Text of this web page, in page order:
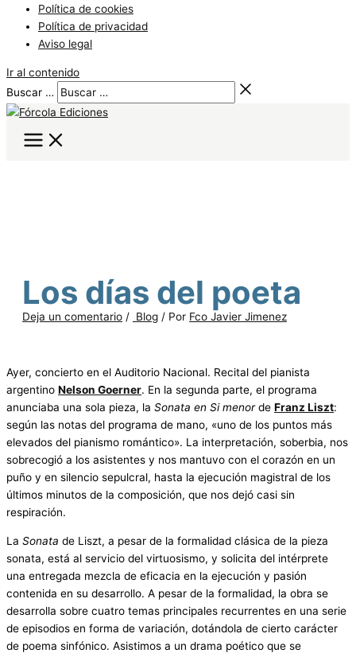
Política de cookies
Política de privacidad
Aviso legal
Ir al contenido
Buscar …
Los días del poeta
Deja un comentario / Blog / Por Fco Javier Jimenez
Ayer, concierto en el Auditorio Nacional. Recital del pianista
argentino Nelson Goerner. En la segunda parte, el programa
anunciaba una sola pieza, la Sonata en Si menorde Franz Liszt:
según las notas del programa de mano, «uno de los puntos más
elevados del pianismo romántico». La interpretación, soberbia, nos
sobrecogió a los asistentes y nos mantuvo con el corazón en un
puño y en silencio sepulcral, hasta la ejecución magistral de los
últimos minutos de la composición, que nos dejó casi sin
respiración.
La Sonata de Liszt, a pesar de la formalidad clásica de la pieza
sonata, está al servicio del virtuosismo, y solicita del intérprete
una entregada mezcla de eficacia en la ejecución y pasión
contenida en su desarrollo. A pesar de la formalidad, la obra se
desarrolla sobre cuatro temas principales recurrentes en una serie
de episodios en forma de variación, dotándola de cierto carácter
de poema sinfónico. Asistimos a un drama poético que se